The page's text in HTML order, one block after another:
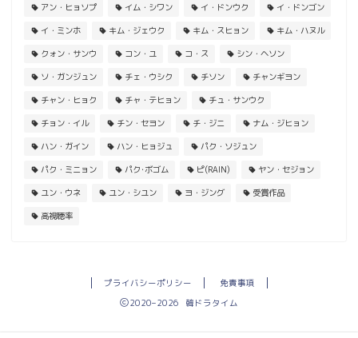
アン・ヒョソプ イム・シワン イ・ドンウク イ・ドンゴン
イ・ミンホ キム・ジェウク キム・スヒョン キム・ハヌル
クォン・サンウ コン・ユ コ・ス シン・ヘソン
ソ・ガンジュン チェ・ウシク チソン チャンギヨン
チャン・ヒョク チャ・テヒョン チュ・サンウク
チョン・イル チン・セヨン チ・ジニ ナム・ジヒョン
ハン・ガイン ハン・ヒョジュ パク・ソジュン
パク・ミニョン パク･ボゴム ピ(RAIN) ヤン・セジョン
ユン・ウネ ユン・シユン ヨ・ジング 受賞作品
高視聴率
プライバシーポリシー
免責事項
2020–2026 韓ドラタイム